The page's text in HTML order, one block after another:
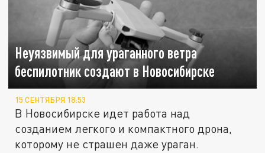
Неуязвимый для ураганного ветра
беспилотник создают в Новосибирске
15 СЕНТЯБРЯ 18:53
В Новосибирске идет работа над
созданием легкого и компактного дрона,
которому не страшен даже ураган.